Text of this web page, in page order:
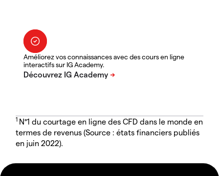
Améliorez vos connaissances avec des cours en ligne
interactifs sur IG Academy.
1 N°1 du courtage en ligne des CFD dans le monde en
termes de revenus (Source : états financiers publiés
en juin 2022).